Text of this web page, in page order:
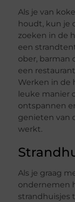
Als je van
houdt, kun je
zoeken in de
een
ober, barman
een
Werken in de
leuke manier
ontspannen
genieten van
werkt.
Als je graag
ondernemen
strandhuisjes